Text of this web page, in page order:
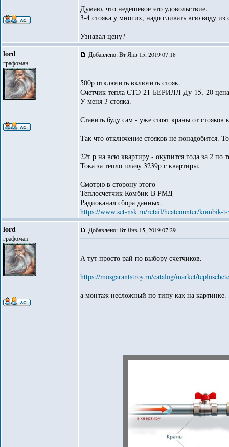
Думаю, что недешевое это удовольствие.
3-4 стояка у многих, надо сливать всю воду из
Узнавал цену?
lord
графоман
Добавлено: Вт Янв 15, 2019 07:18
500р отключить включить стояк.
Счетчик тепла СТЭ-21-БЕРИЛЛ Ду-15,-20 цена
У меня 3 стояка.
Ставить буду сам - уже стоят краны от
Так что отключение стояков не понадобится.
22т р на всю квартиру - окупится года за 2 по
Тока за тепло плачу 3239р с квартиры.
Смотрю в сторону этого
Теплосчетчик Комбик-В РМД
Радиоканал сбора данных.
https://www.set-nsk.ru/retail/heatcounter/kombik-
lord
графоман
Добавлено: Вт Янв 15, 2019 07:29
А тут просто рай по выбору счетчиков.
https://mosgarantstroy.ru/catalog/market/
а монтаж несложный по типу как на картинке.